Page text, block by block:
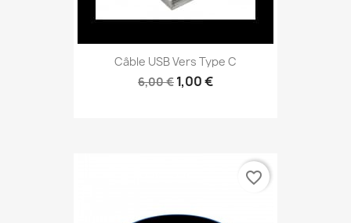
Câble USB Vers Type C
6,00 € 1,00 €
favorite_border